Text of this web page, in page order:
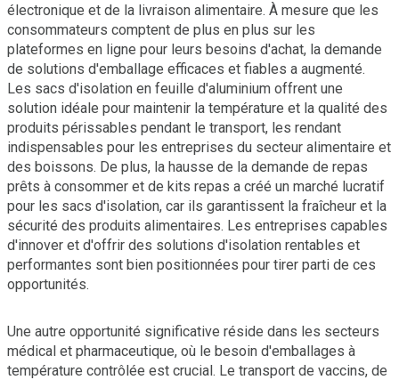
électronique et de la livraison alimentaire. À mesure que les
consommateurs comptent de plus en plus sur les
plateformes en ligne pour leurs besoins d'achat, la demande
de solutions d'emballage efficaces et fiables a augmenté.
Les sacs d'isolation en feuille d'aluminium offrent une
solution idéale pour maintenir la température et la qualité des
produits périssables pendant le transport, les rendant
indispensables pour les entreprises du secteur alimentaire et
des boissons. De plus, la hausse de la demande de repas
prêts à consommer et de kits repas a créé un marché lucratif
pour les sacs d'isolation, car ils garantissent la fraîcheur et la
sécurité des produits alimentaires. Les entreprises capables
d'innover et d'offrir des solutions d'isolation rentables et
performantes sont bien positionnées pour tirer parti de ces
opportunités.
Une autre opportunité significative réside dans les secteurs
médical et pharmaceutique, où le besoin d'emballages à
température contrôlée est crucial. Le transport de vaccins, de